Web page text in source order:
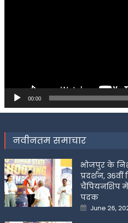
00:00
नवीनतम समाचार
भोजपुर के
प्रदर्शन,
चैंपियनशिप
पदक
Posted
on
June 26,